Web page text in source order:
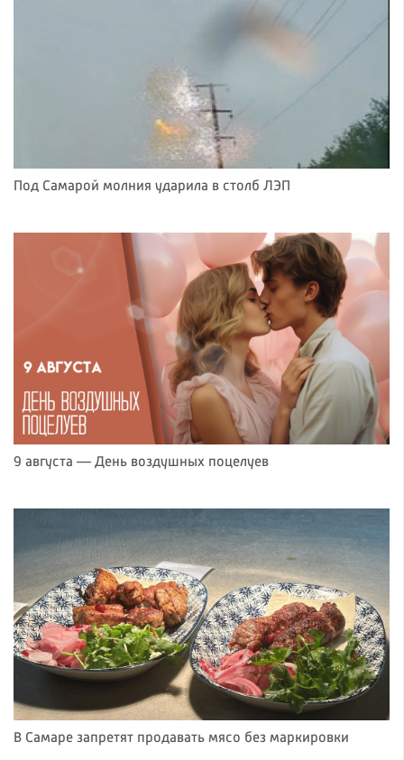
Под Самарой молния ударила в столб ЛЭП
9 августа — День воздушных поцелуев
В Самаре запретят продавать мясо без маркировки